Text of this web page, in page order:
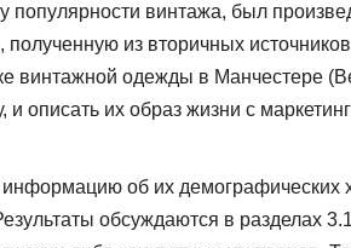
винтажа, был
из вторичных
винтажной одежды в Манчестере
их образ жизни с
об их демографических
обсуждаются в разделах